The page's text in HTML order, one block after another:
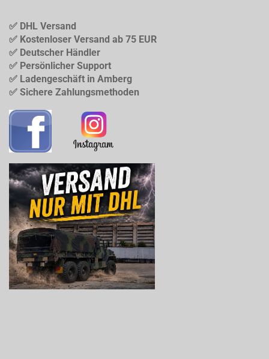
✅ DHL Versand
✅ Kostenloser Versand ab 75 EUR
✅ Deutscher Händler
✅ Persönlicher Support
✅ Ladengeschäft in Amberg
✅ Sichere Zahlungsmethoden